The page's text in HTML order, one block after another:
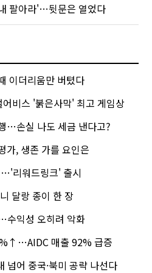
팔아라'…뒷문은 열었다
이더리움만 버텼다
비스 '붉은사막' 최고 게임상
…손실 나도 세금 낸다고?
가, 생존 가를 요인은
리워드링크' 출시
달랑 종이 한 장
수익성 오히려 악화
매출 92% 급증
넘어 중국·북미 공략 나선다